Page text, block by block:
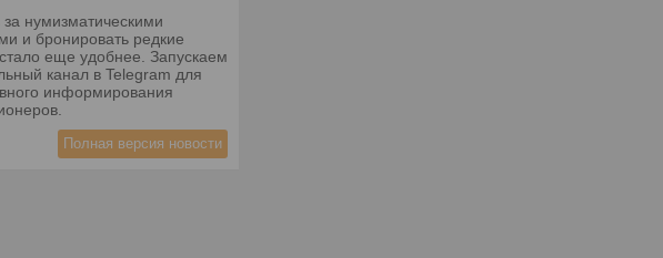
за нумизматическими
и бронировать редкие
еще удобнее. Запускаем
канал в Telegram для
информирования
Полная версия новости